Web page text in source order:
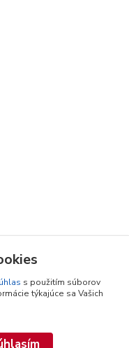
s použitím súborov
týkajúce sa Vašich